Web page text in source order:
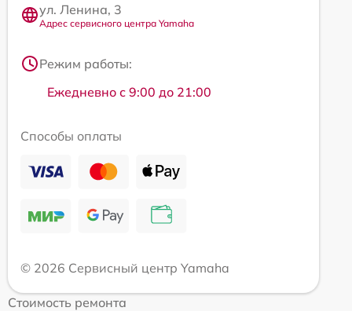
ул. Ленина, 3
Адрес сервисного центра Yamaha
Режим работы:
Ежедневно с 9:00 до 21:00
Способы оплаты
© 2026 Сервисный центр Yamaha
Стоимость ремонта